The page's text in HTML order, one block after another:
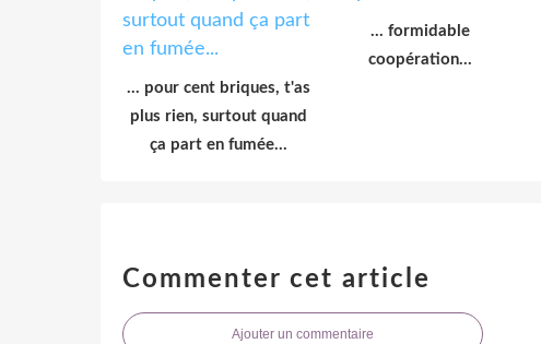
... pour cent briques, t'as
plus rien, surtout quand
ça part en fumée...
... formidable
coopération...
Commenter cet article
Ajouter un commentaire